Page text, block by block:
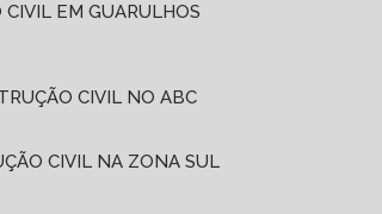
CIVIL EM GUARULHOS
CIVIL NO ABC
CIVIL NA ZONA SUL